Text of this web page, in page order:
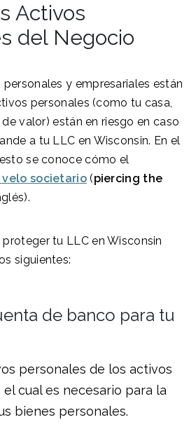
Activos
del Negocio
y empresariales están
personales (como tu casa,
valor) están en riesgo en caso
a tu LLC en Wisconsin. En el
se conoce cómo el
societario(piercing the
tu LLC en Wisconsin
siguientes:
de banco para tu
personales de los activos
cual es necesario para la
bienes personales.